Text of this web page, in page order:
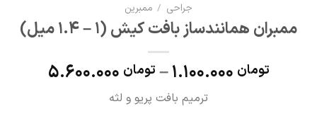
جراحی / ممبرین
ممبران همانندساز بافت کیش (1 – 1.4 میل)
تومان – تومان
ترمیم بافت پریو و لثه